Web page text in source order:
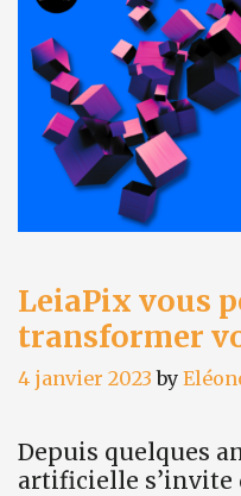
avec
le
site
LeiaPix vous
transformer
4 janvier 2023 by
Depuis quelques
artificielle s’invite